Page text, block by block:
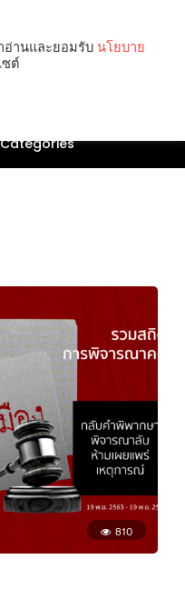
Categories
810
อ่านและยอมรับ นโยบาย
ซต์